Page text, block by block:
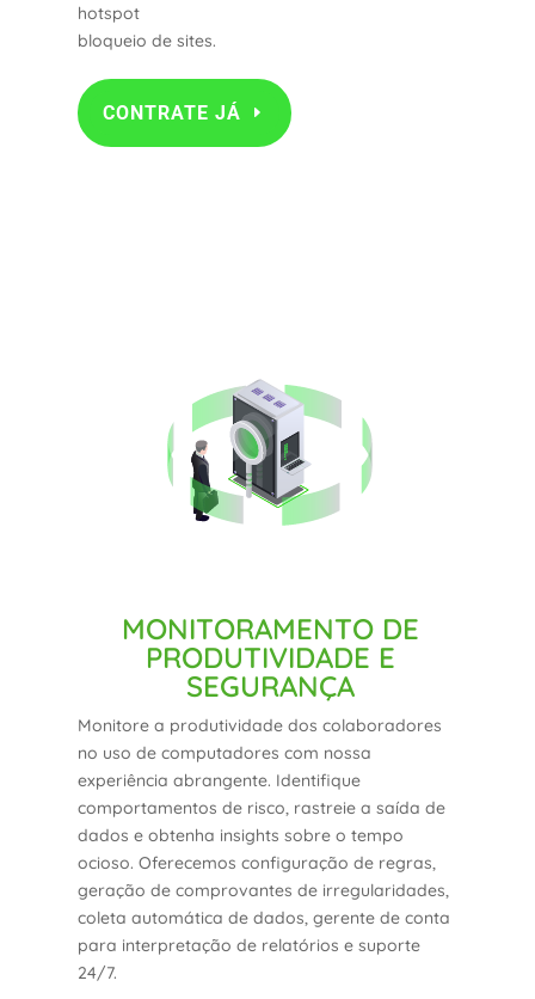
hotspot
bloqueio de sites.
CONTRATE JÁ
MONITORAMENTO DE
PRODUTIVIDADE E
SEGURANÇA
Monitore a produtividade dos colaboradores
no uso de computadores com nossa
experiência abrangente. Identifique
comportamentos de risco, rastreie a saída de
dados e obtenha insights sobre o tempo
ocioso. Oferecemos configuração de regras,
geração de comprovantes de irregularidades,
coleta automática de dados, gerente de conta
para interpretação de relatórios e suporte
24/7.